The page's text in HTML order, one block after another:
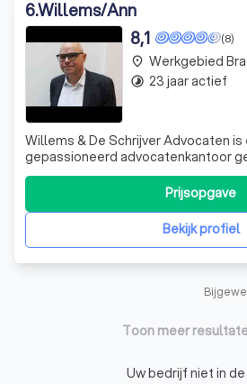
6.Willems/Ann
(8)
8,1
Willems & De Schrijver Advocaten is
gepassioneerd advocatenkantoor
Antwerpen. Ons team bestaat uit
zich hebben gespecialiseerd in
waaronder strafrecht, arbeidsrecht,
familierecht. Wij onderscheiden ons
Bekijk profiel
Prijsopgave
place Werkgebied
timelapse 23 jaar actief
Toon meer
Uw bedrijf niet in